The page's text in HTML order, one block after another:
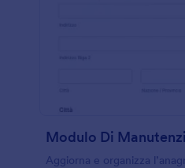
Modulo Di
Aggiorna e organizza